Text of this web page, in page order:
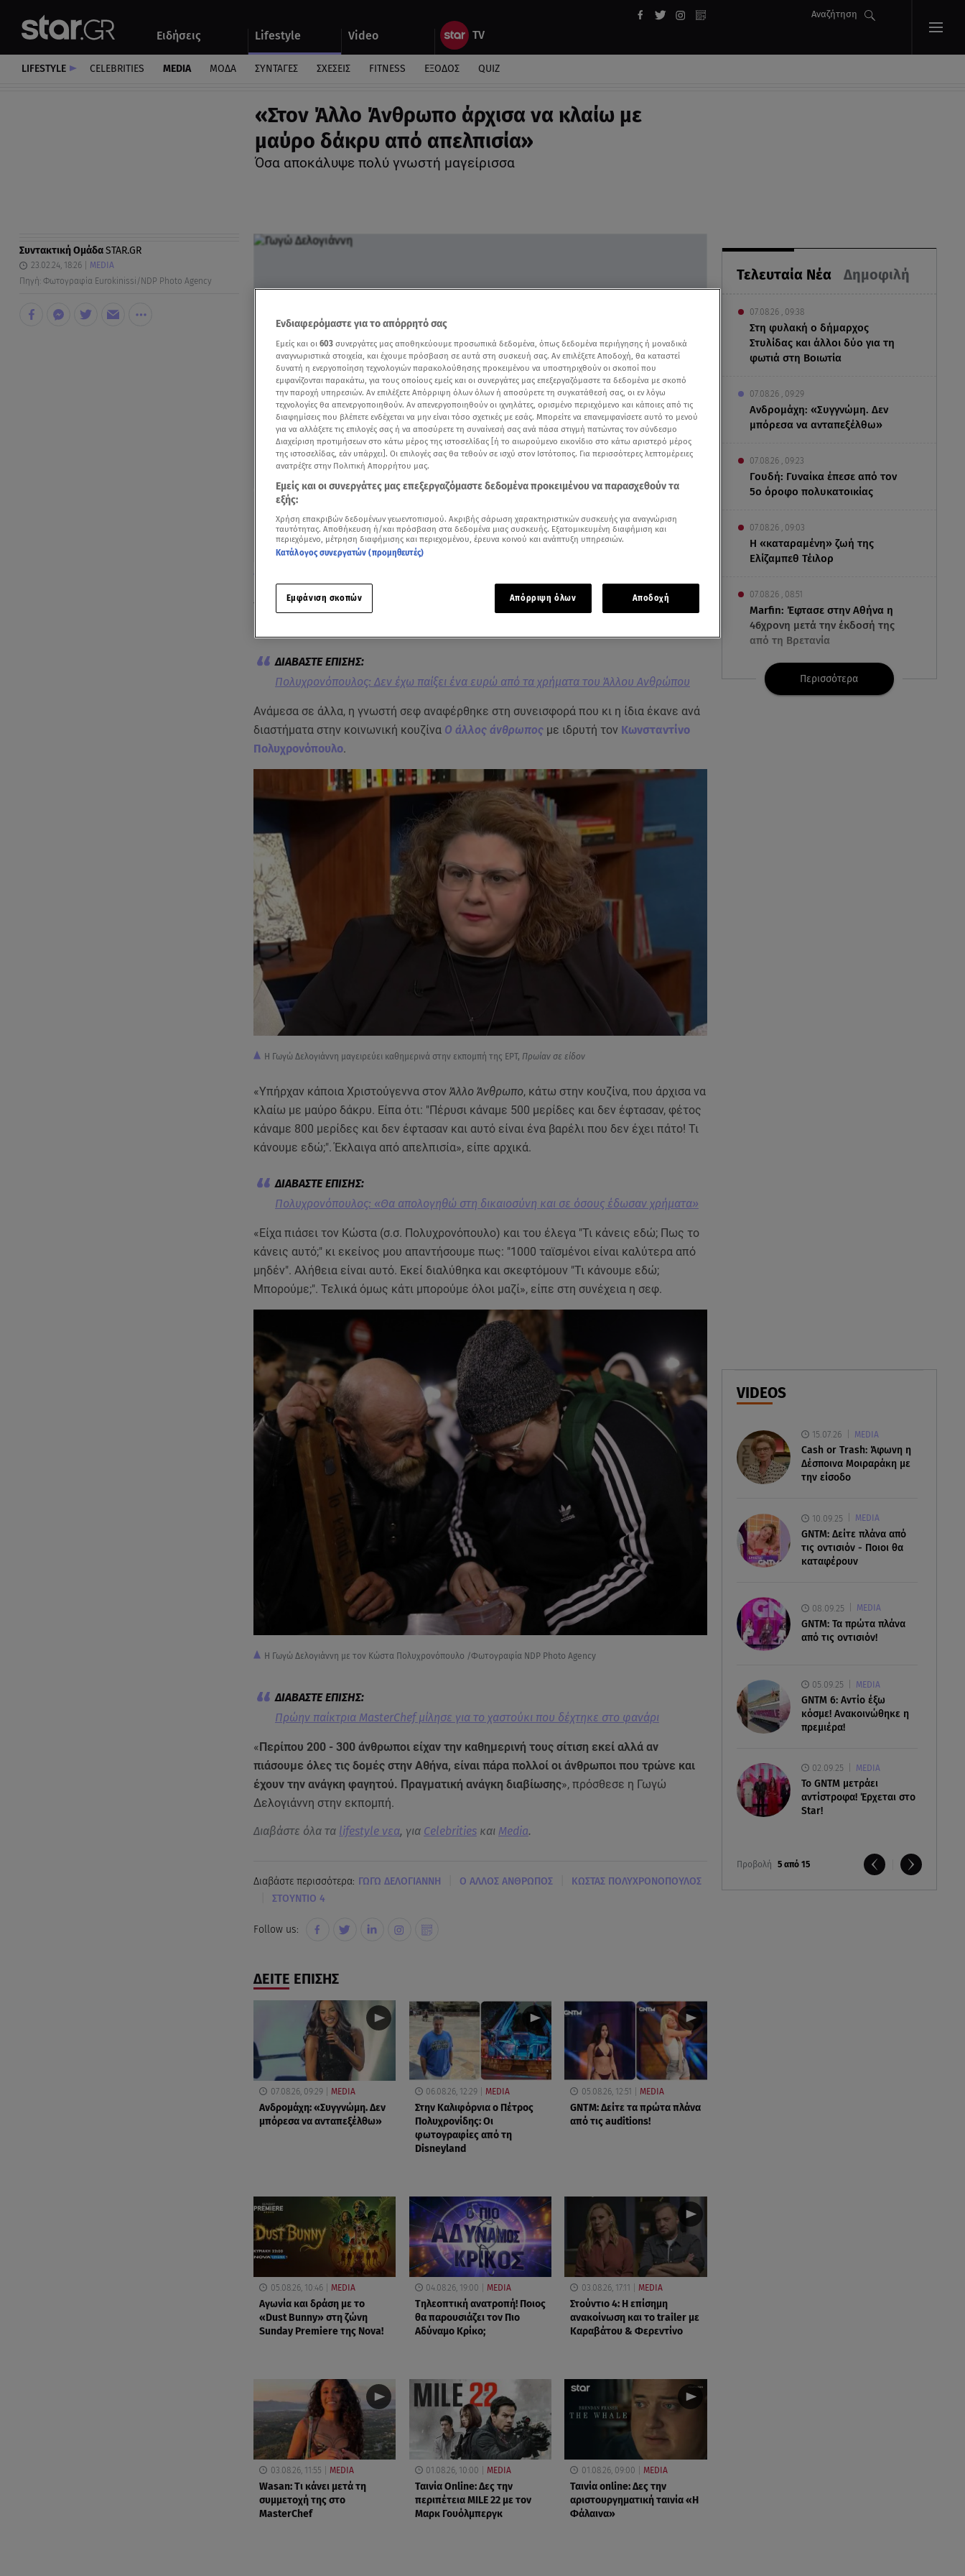
Ειδήσεις Lifestyle Video
Αναζήτηση
Αυτοκίνητο
LIFESTYLE CELEBRITIES MEDIA ΜΟΔΑ ΣΥΝΤΑΓΕΣ ΣΧΕΣΕΙΣ FITNESS ΕΞΟΔΟΣ QUIZ
«Στον Άλλο Άνθρωπο άρχισα να κλαίω με
μαύρο δάκρυ από απελπισία»
Όσα αποκάλυψε πολύ γνωστή μαγείρισσα
Τελευταία Νέα Δημοφιλή
07.08.26 , 09:38
Στη φυλακή ο δήμαρχος
Στυλίδας και άλλοι δύο για τη
φωτιά στη Βοιωτία
07.08.26 , 09:29
Ανδρομάχη: «Συγγνώμη. Δεν
μπόρεσα να ανταπεξέλθω»
07.08.26 , 09:23
Γουδή: Γυναίκα έπεσε από τον
5ο όροφο πολυκατοικίας
07.08.26 , 09:03
Η «καταραμένη»​​​​​​​ ζωή της
Ελίζαμπεθ Τέιλορ
07.08.26 , 08:51
Marfin: Έφτασε στην Αθήνα η
46χρονη μετά την έκδοσή της
από τη Βρετανία
07.08.26 , 08:51
Χρηστίδου: Ο «photobomber»
Σύγκρουση τραμ στη Γερμανία:
κατάσταση
Περισσότερα
VIDEOS
15.07.26 MEDIA
Cash or Trash: Άφωνη η
Δέσποινα Μοιραράκη με
την είσοδο
10.09.25 MEDIA
GNTM: Δείτε πλάνα από
τις οντισιόν - Ποιοι θα
καταφέρουν
08.09.25 MEDIA
GNTM: Τα πρώτα πλάνα
από τις οντισιόν!
05.09.25 MEDIA
GNTM 6: Αντίο έξω
κόσμε! Ανακοινώθηκε η
πρεμιέρα!
02.09.25 MEDIA
Το GNTM μετράει
αντίστροφα! Έρχεται στο
Star!
Προβολή 5 από 15
Συντακτική ΟμάδαSTAR.GR
23.02.24, 18:26
MEDIA
Πηγή: Φωτογραφία Eurokinissi/NDP Photo Agency
Add star.gr on Google
Τη Γωγώ Δελογιάννη
, το απόγευμα της Παρασκευής, η
Πολυχρονόπουλος: Δεν έχω παίξει ένα ευρώ από τα χρήματα του Άλλου Ανθρώπου
Ανάμεσα σε άλλα, η γνωστή σεφ αναφέρθηκε στη συνεισφορά που κι η ίδια έκανε ανά
διαστήματα στην κοινωνική κουζίνα Ο άλλος άνθρωποςμε ιδρυτή τον Κωνσταντίνο
Πολυχρονόπουλο.
Η Γωγώ Δελογιάννη μαγειρεύει καθημερινά στην εκπομπή της ΕΡΤ, Πρωίαν σε είδον
«Υπήρχαν κάποια Χριστούγεννα στονΆλλο Άνθρωπο, κάτω στην κουζίνα, που άρχισα να
κλαίω με μαύρο δάκρυ. Είπα ότι: "Πέρυσι κάναμε 500 μερίδες και δεν έφτασαν, φέτος
κάναμε 800 μερίδες και δεν έφτασαν και αυτό είναι ένα βαρέλι που δεν έχει πάτο! Τι
κάνουμε εδώ;". Έκλαιγα από απελπισία», είπε αρχικά.
Πολυχρονόπουλος: «Θα απολογηθώ στη δικαιοσύνη και σε όσους έδωσαν χρήματα»
«Είχα πιάσει τον Κώστα (σ.σ. Πολυχρονόπουλο) και του έλεγα "Τι κάνεις εδώ; Πως το
κάνεις αυτό;" κι εκείνος μου απαντήσουμε πως: "1000 ταϊσμένοι είναι καλύτερα από
μηδέν". Αλήθεια είναι αυτό. Εκεί διαλύθηκα και σκεφτόμουν "Τι κάνουμε εδώ;
Μπορούμε;". Τελικά όμως κάτι μπορούμε όλοι μαζί», είπε στη συνέχεια η σεφ.
Η Γωγώ Δελογιάννη με τον Κώστα Πολυχρονόπουλο /Φωτογραφία NDP Photo Agency
Πρώην παίκτρια MasterChef μίλησε για το χαστούκι που δέχτηκε στο φανάρι
«Περίπου 200 - 300 άνθρωποι είχαν την καθημερινή τους σίτιση εκεί αλλά αν
πιάσουμε όλες τις δομές στην Αθήνα, είναι πάρα πολλοί οι άνθρωποι που τρώνε και
έχουν την ανάγκη φαγητού. Πραγματική ανάγκη διαβίωσης», πρόσθεσε η Γωγώ
Δελογιάννη στην εκπομπή.
Διαβάστε όλα τα lifestyle νεα, για Celebritiesκαι Media.
Διαβάστε περισσότερα: ΓΩΓΩ ΔΕΛΟΓΙΑΝΝΗ Ο ΑΛΛΟΣ ΑΝΘΡΩΠΟΣ ΚΩΣΤΑΣ ΠΟΛΥΧΡΟΝΟΠΟΥΛΟΣ
ΣΤΟΥΝΤΙΟ 4
Follow us:
ΔΕΙΤΕ ΕΠΙΣΗΣ
07.08.26, 09:29 MEDIA
Ανδρομάχη: «Συγγνώμη. Δεν
μπόρεσα να ανταπεξέλθω»
06.08.26, 12:29 MEDIA
Στην Καλιφόρνια ο Πέτρος
Πολυχρονίδης: Οι
φωτογραφίες από τη
Disneyland
05.08.26, 12:51 MEDIA
GNTM: Δείτε τα πρώτα πλάνα
από τις auditions!
05.08.26, 10:46 MEDIA
Αγωνία και δράση με το
«Dust Bunny» στη ζώνη
Sunday Premiere της Nova!
04.08.26, 19:00 MEDIA
Τηλεοπτική ανατροπή! Ποιος
θα παρουσιάζει τον Πιο
Αδύναμο Κρίκο;
03.08.26, 17:11 MEDIA
Στούντιο 4: Η επίσημη
ανακοίνωση και το trailer με
Καραβάτου & Φερεντίνο
03.08.26, 11:55 MEDIA
Wasan: Tι κάνει μετά τη
συμμετοχή της στο
MasterChef
01.08.26, 10:00 MEDIA
Ταινία Online: Δες την
περιπέτεια MILE 22 με τον
Μαρκ Γουόλμπεργκ
01.08.26, 09:00 MEDIA
Ταινία online: Δες την
αριστουργηματική ταινία «Η
Φάλαινα»
Ενδιαφερόμαστε για το απόρρητό σας
Εμείς και οι 603 συνεργάτες μας αποθηκεύουμε προσωπικά δεδομένα, όπως δεδομένα περιήγησης ή μοναδικά
αναγνωριστικά στοιχεία, και έχουμε πρόσβαση σε αυτά στη συσκευή σας. Αν επιλέξετε Αποδοχή, θα καταστεί
δυνατή η ενεργοποίηση τεχνολογιών παρακολούθησης προκειμένου να υποστηριχθούν οι σκοποί που
εμφανίζονται παρακάτω, για τους οποίους εμείς και οι συνεργάτες μας επεξεργαζόμαστε τα δεδομένα με σκοπό
την παροχή υπηρεσιών. Αν επιλέξετε Απόρριψη όλων όλων ή αποσύρετε τη συγκατάθεσή σας, οι εν λόγω
τεχνολογίες θα απενεργοποιηθούν. Αν απενεργοποιηθούν οι ιχνηλάτες, ορισμένο περιεχόμενο και κάποιες από τις
διαφημίσεις που βλέπετε ενδέχεται να μην είναι τόσο σχετικές με εσάς. Μπορείτε να επανεμφανίσετε αυτό το μενού
για να αλλάξετε τις επιλογές σας ή να αποσύρετε τη συναίνεσή σας ανά πάσα στιγμή πατώντας τον σύνδεσμο
Διαχείριση προτιμήσεων στο κάτω μέρος της ιστοσελίδας [ή το αιωρούμενο εικονίδιο στο κάτω αριστερό μέρος
της ιστοσελίδας, εάν υπάρχει]. Οι επιλογές σας θα τεθούν σε ισχύ στον Ιστότοπος. Για περισσότερες λεπτομέρειες
ανατρέξτε στην Πολιτική Απορρήτου μας.
Εμείς και οι συνεργάτες μας επεξεργαζόμαστε δεδομένα προκειμένου να παρασχεθούν τα
εξής:
Χρήση επακριβών δεδομένων γεωεντοπισμού. Ακριβής σάρωση χαρακτηριστικών συσκευής για αναγνώριση
ταυτότητας. Αποθήκευση ή/και πρόσβαση στα δεδομένα μιας συσκευής. Εξατομικευμένη διαφήμιση και
περιεχόμενο, μέτρηση διαφήμισης και περιεχομένου, έρευνα κοινού και ανάπτυξη υπηρεσιών.
Κατάλογος συνεργατών (προμηθευτές)
Εμφάνιση σκοπών Απόρριψη όλων Αποδοχή